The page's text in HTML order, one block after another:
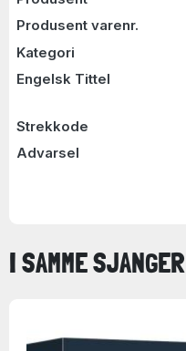
Produsent varenr.
Kategori
Engelsk Tittel
Strekkode
Advarsel
I SAMME SJANGER